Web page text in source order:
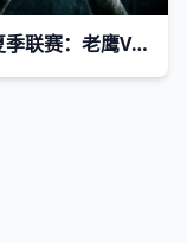
NBA夏季联赛：老鹰VS篮网20260712